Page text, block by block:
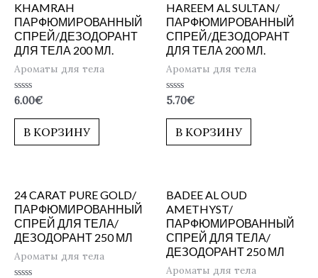
KHAMRAH
ПАРФЮМИРОВАННЫЙ
СПРЕЙ/ДЕЗОДОРАНТ
ДЛЯ ТЕЛА 200 МЛ.
Ароматы для тела
Оценка
из
6.00€
В КОРЗИНУ
HAREEM AL SULTAN/
ПАРФЮМИРОВАННЫЙ
СПРЕЙ/ДЕЗОДОРАНТ
ДЛЯ ТЕЛА 200 МЛ.
Ароматы для тела
Оценка
из
5.70€
В КОРЗИНУ
24 CARAT PURE GOLD/
ПАРФЮМИРОВАННЫЙ
СПРЕЙ ДЛЯ ТЕЛА/
ДЕЗОДОРАНТ 250 МЛ
Ароматы для тела
BADEE AL OUD
AMETHYST/
ПАРФЮМИРОВАННЫЙ
СПРЕЙ ДЛЯ ТЕЛА/
ДЕЗОДОРАНТ 250 МЛ
Ароматы для тела